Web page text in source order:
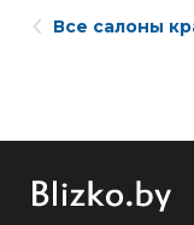
Все салоны